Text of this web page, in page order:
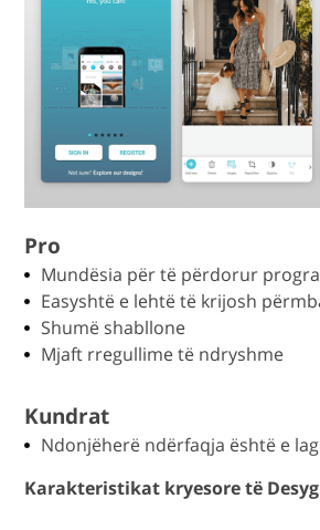
Pro
Mundësia për të përdorur
Easyshtë e lehtë të krijosh
Shumë shabllone
Mjaft rregullime të ndryshme
Kundrat
Ndonjëherë ndërfaqja është e
Karakteristikat kryesore të